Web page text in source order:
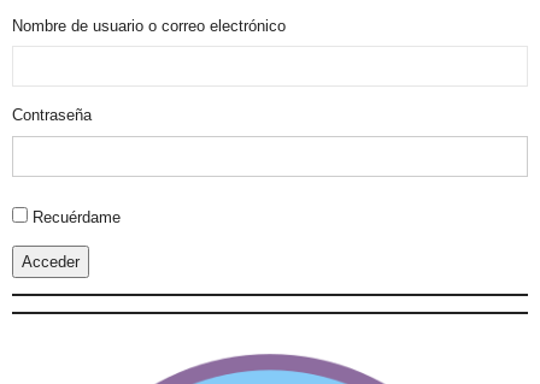
Nombre de usuario o correo electrónico
Contraseña
Alternative:
Recuérdame
Acceder